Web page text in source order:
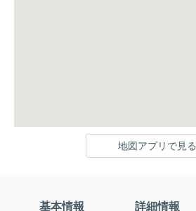
地図アプリで見る
基本情報 詳細情報